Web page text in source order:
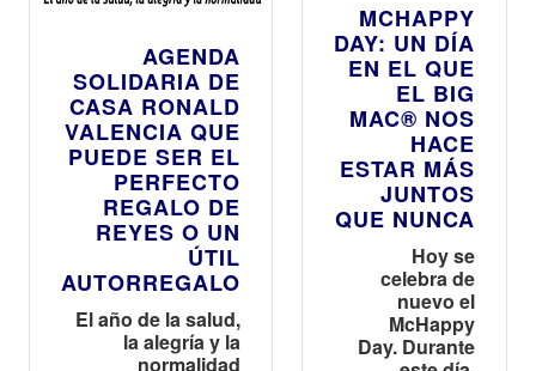
AGENDA
SOLIDARIA DE
CASA RONALD
VALENCIA QUE
PUEDE SER EL
PERFECTO
REGALO DE
REYES O UN
ÚTIL
AUTORREGALO
El año de la salud,
la alegría y la
normalidad
MCHAPPY
DAY: UN DÍA
EN EL QUE
EL BIG
MAC® NOS
HACE
ESTAR MÁS
JUNTOS
QUE NUNCA
Hoy se
celebra de
nuevo el
McHappy
Day. Durante